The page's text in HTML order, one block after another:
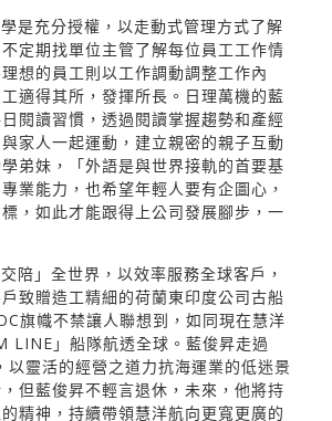
是充分授權，以走動式管理方式了解
定期找單位主管了解每位員工工作情
想的員工則以工作調動調整工作內
適得其所，發揮所長。日理萬機的藍
閱讀習慣，透過閱讀掌握趨勢和產經
家人一起運動，建立親密的親子互動
弟妹，「外語是與世界接軌的首要基
業能力，也希望年輕人要有企圖心，
，如此才能跟得上公司發展腳步，一
陪」全世界，以效率服務全球客戶，
致贈造工精細的荷蘭東印度公司古船
旗幟不禁讓人聯想到，如同現在慧洋
LINE」船隊航透全球。藍俊昇走過
以靈活的經營之道力抗海運業的低迷景
但藍俊昇不輕言退休，未來，他將持
精神，持續帶領慧洋航向更寬更廣的